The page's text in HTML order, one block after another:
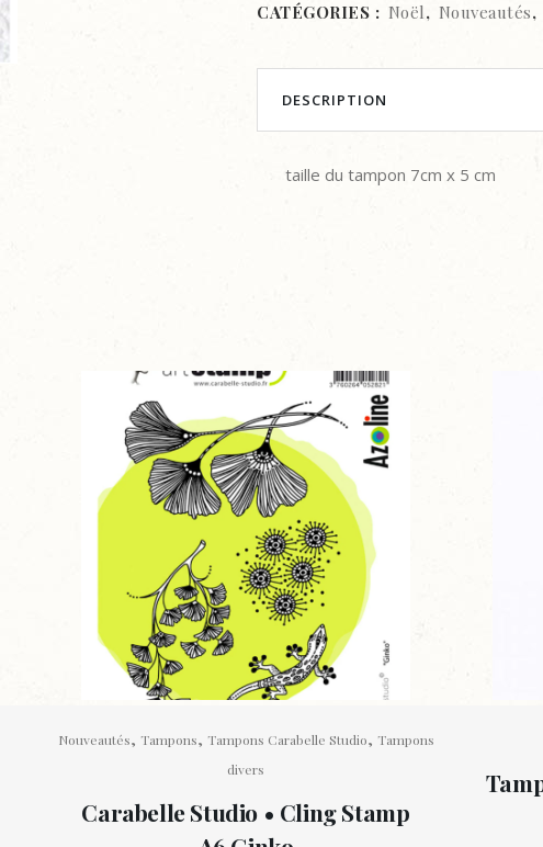
Christmas
transparent
Noël
lanterne
quantity
CATÉGORIES : Noël, Nouveautés,
DESCRIPTION
taille du tampon 7cm x 5 cm
Nouveautés, Tampons, Tampons Carabelle Studio, Tampons
divers
Carabelle Studio • Cling Stamp